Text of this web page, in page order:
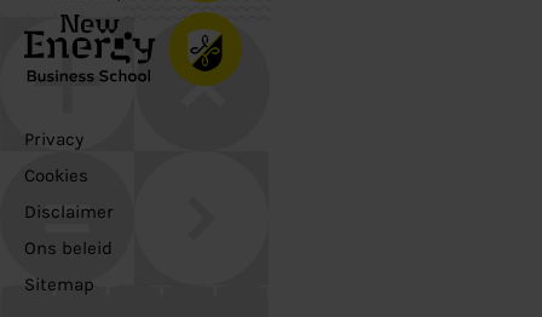
Privacy
Cookies
Disclaimer
Ons beleid
Sitemap